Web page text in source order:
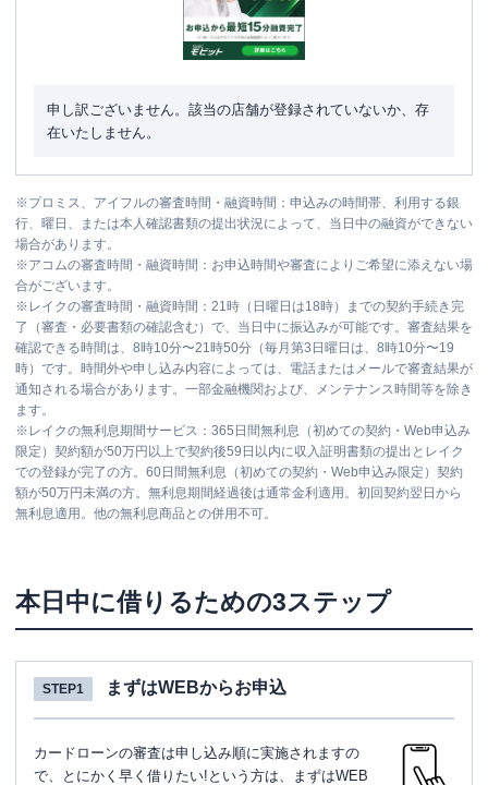
申し訳ございません。該当の店舗が登録されていないか、存
在いたしません。
※プロミス、アイフルの審査時間・融資時間：申込みの時間帯、利用する銀
行、曜日、または本人確認書類の提出状況によって、当日中の融資ができない
場合があります。
※アコムの審査時間・融資時間：お申込時間や審査によりご希望に添えない場
合がございます。
※ レイクの審査時間・融資時間：21時（日曜日は18時）までの契約手続き完
了（審査・必要書類の確認含む）で、当日中に振込みが可能です。審査結果を
確認できる時間は、8時10分〜21時50分（毎月第3日曜日は、8時10分〜19
時）です。時間外や申し込み内容によっては、電話またはメールで審査結果が
通知される場合があります。一部金融機関および、メンテナンス時間等を除き
ます。
※ レイクの無利息期間サービス：365日間無利息（初めての契約・Web申込み
限定）契約額が50万円以上で契約後59日以内に収入証明書類の提出とレイク
での登録が完了の方。60日間無利息（初めての契約・Web申込み限定）契約
額が50万円未満の方。無利息期間経過後は通常金利適用。初回契約翌日から
無利息適用。他の無利息商品との併用不可。
本日中に借りるための3ステップ
STEP1 まずはWEBからお申込
カードローンの審査は申し込み順に実施されますの
で、とにかく早く借りたい!という方は、まずはWEB